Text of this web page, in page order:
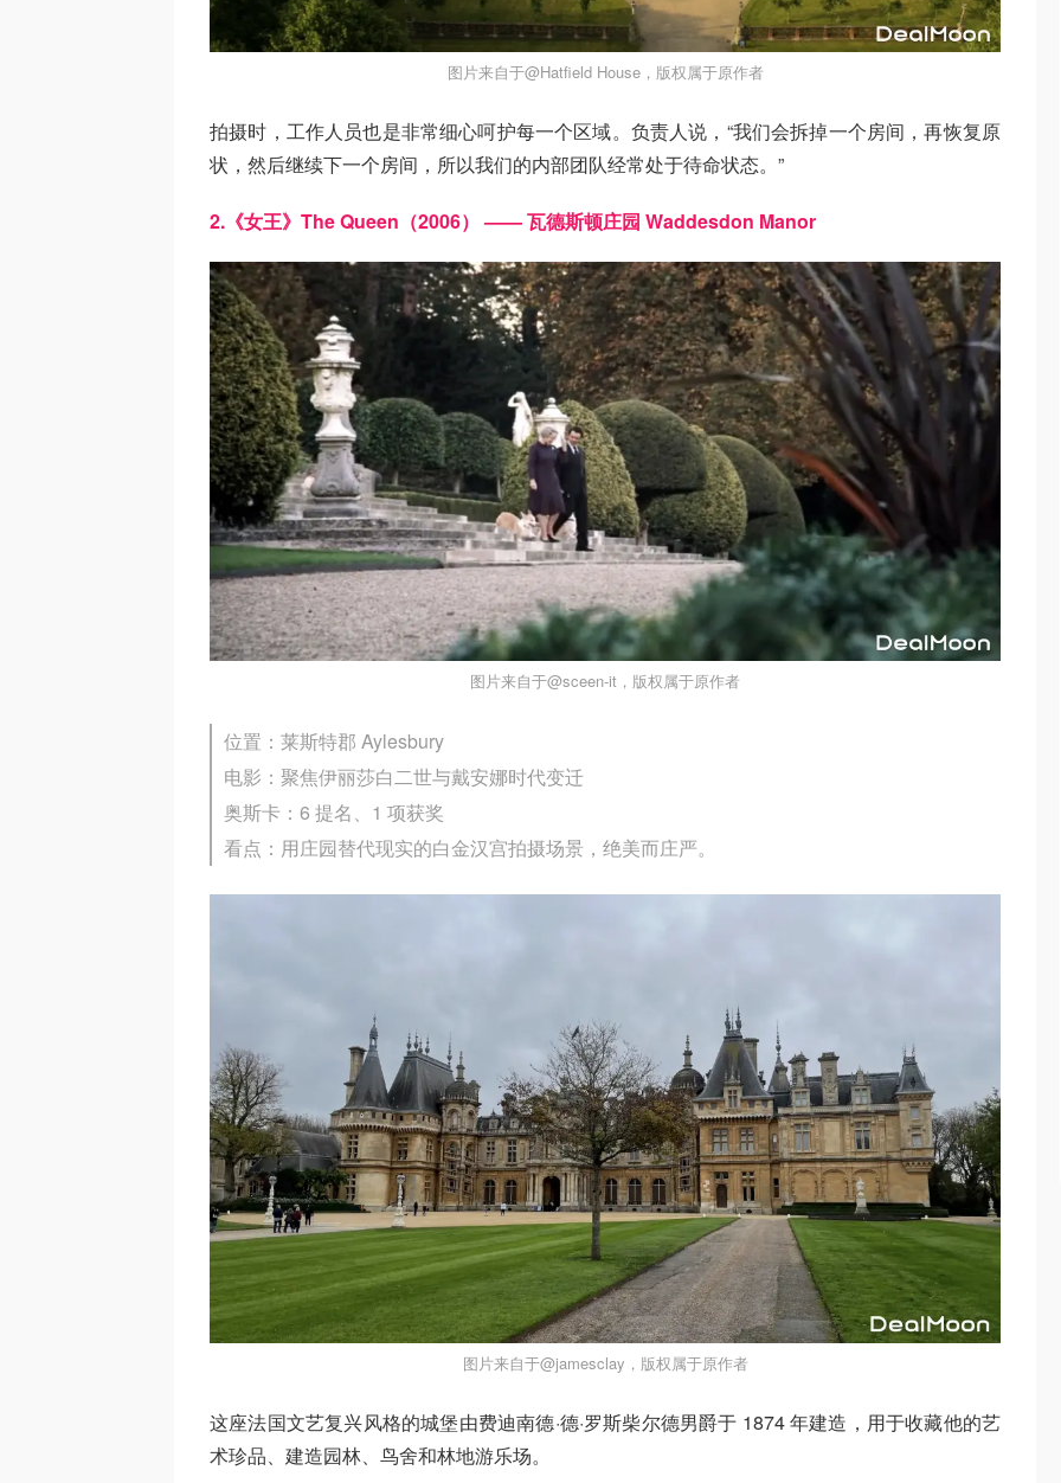
图片来自于@Hatfield House，版权属于原作者
拍摄时，工作人员也是非常细心呵护每一个区域。负责人说，“我们会拆掉一个房间，再恢复原
状，然后继续下一个房间，所以我们的内部团队经常处于待命状态。”
2.《女王》The Queen（2006） —— 瓦德斯顿庄园 Waddesdon Manor
图片来自于@sceen-it，版权属于原作者
位置：莱斯特郡 Aylesbury
电影：聚焦伊丽莎白二世与戴安娜时代变迁
奥斯卡：6 提名、1 项获奖
看点：用庄园替代现实的白金汉宫拍摄场景，绝美而庄严。
图片来自于@jamesclay，版权属于原作者
这座法国文艺复兴风格的城堡由费迪南德·德·罗斯柴尔德男爵于 1874 年建造，用于收藏他的艺
术珍品、建造园林、鸟舍和林地游乐场。